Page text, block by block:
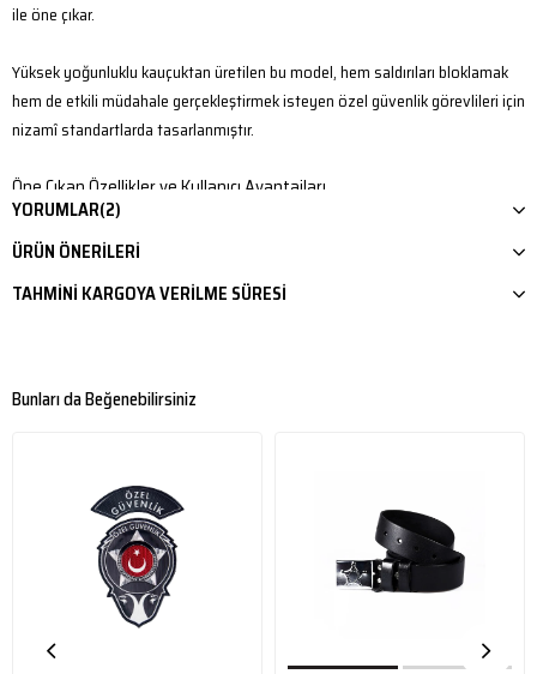
ile öne çıkar.
Yüksek yoğunluklu kauçuktan üretilen bu model, hem saldırıları bloklamak
hem de etkili müdahale gerçekleştirmek isteyen özel güvenlik görevlileri için
nizamî standartlarda tasarlanmıştır.
Öne Çıkan Özellikler ve Kullanıcı Avantajları
65cm Standart Uzunluk:
Devriye ve müdahale esnasında ideal erişim
mesafesi sunarak güvenlik görevlisinin güvenli alanda kalmasını
sağlar.
Fonksiyonel T-Model (Yan Sap):Yan sapı sayesinde gelen darbeleri
üstün mukavemet gösteren sertleştirilmiş kauçuk bileşen, kırılma ve
çatlama yapmaz.
elden kaymayı önleyerek tam hakimiyet sunur.
Gelişmiş Savunma Kabiliyeti:
T-tasarımı, kolun ön kısmını koruyacak
şekilde pozisyon almaya yardımcı olur; bu da yakın mesafe
müdahalelerinde yüksek koruma sağlar.
Dengeli Ağırlık Merkezi:
65cm uzunluğa rağmen optimize edilmiş
ağırlık dağılımı sayesinde seri hareket imkanı verir ve uzun mesailerde
Sert zemin temaslarına ve sürtünmelere
YORUMLAR(2)
ÜRÜN ÖNERILERI
TAHMINI KARGOYA VERILME SÜRESI
Bunları da Beğenebilirsiniz